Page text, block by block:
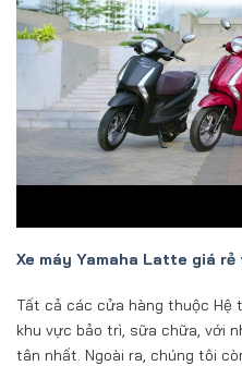
Xe máy Yamaha Latte giá rẻ
Tất cả các cửa hàng thuộc Hệ
khu vực bảo trì, sữa chữa, với
tân nhất. Ngoài ra, chúng tôi